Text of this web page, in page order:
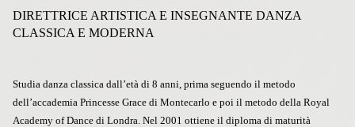
DIRETTRICE ARTISTICA E INSEGNANTE DANZA
CLASSICA E MODERNA
Studia danza classica dall’età di 8 anni, prima seguendo il metodo
dell’accademia Princesse Grace di Montecarlo e poi il metodo della Royal
Academy of Dance di Londra. Nel 2001 ottiene il diploma di maturità